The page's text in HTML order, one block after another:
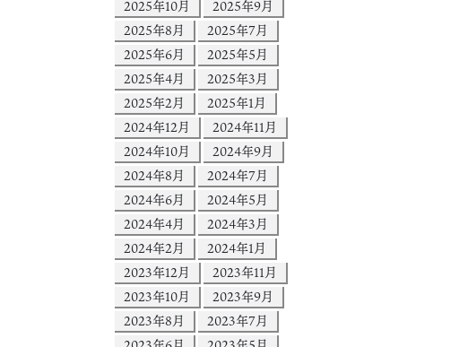
2025年10月
2025年9月
2025年8月
2025年7月
2025年6月
2025年5月
2025年4月
2025年3月
2025年2月
2025年1月
2024年12月
2024年11月
2024年10月
2024年9月
2024年8月
2024年7月
2024年6月
2024年5月
2024年4月
2024年3月
2024年2月
2024年1月
2023年12月
2023年11月
2023年10月
2023年9月
2023年8月
2023年7月